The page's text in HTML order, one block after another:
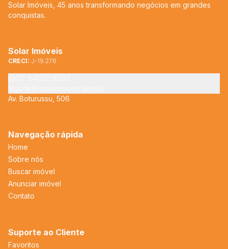
Solar Imóveis, 45 anos transformando negócios em grandes
conquistas.
Solar Imóveis
CRECI: J-19.276
Av. Boturussu, 506
Navegação rápida
Home
Sobre nós
Buscar imóvel
Anunciar imóvel
Contato
Suporte ao Cliente
Favoritos